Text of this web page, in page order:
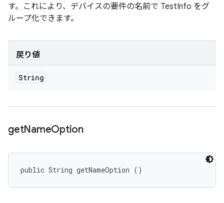
す。これにより、デバイスの要件の名前で TestInfo をグ
ループ化できます。
戻り値
String
getNameOption
public String getNameOption ()